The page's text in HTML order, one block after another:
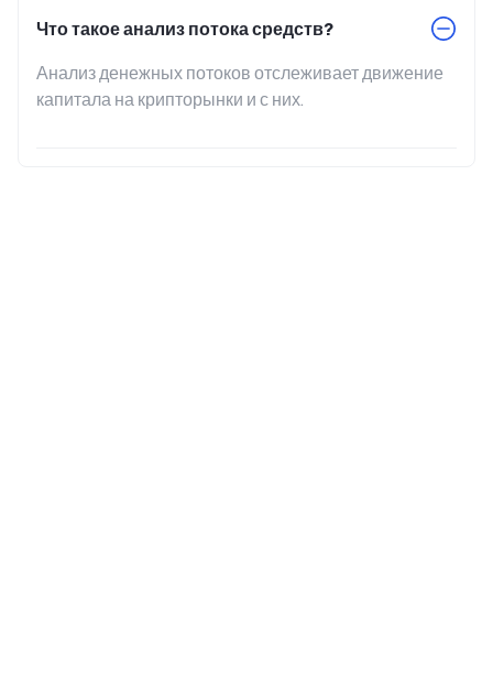
Что такое анализ потока средств?
Анализ денежных потоков отслеживает движение
капитала на крипторынки и с них.